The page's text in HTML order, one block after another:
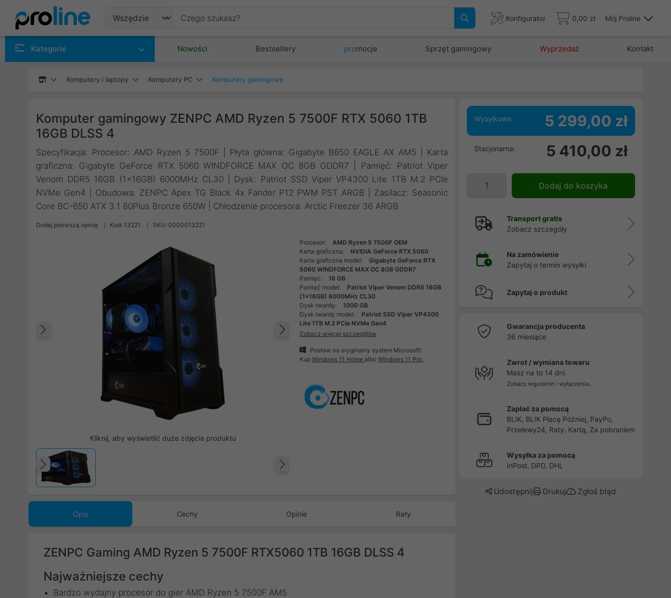
Konfigurator 0,00 zł Mój Proline
Kategorie Nowości Bestsellery promocje Sprzęt gamingowy Wyprzedaż Kontakt
Komputery i laptopy Komputery PC Komputery gamingowe
Komputer gamingowy ZENPC AMD Ryzen 5 7500F RTX 5060 1TB
16GB DLSS 4
Specyfikacja: Procesor: AMD Ryzen 5 7500F | Płyta główna: Gigabyte B650 EAGLE AX AM5 | Karta
graficzna: Gigabyte GeForce RTX 5060 WINDFORCE MAX OC 8GB GDDR7 | Pamięć: Patriot Viper
Venom DDR5 16GB (1x16GB) 6000MHz CL30 | Dysk: Patriot SSD Viper VP4300 Lite 1TB M.2 PCIe
NVMe Gen4 | Obudowa: ZENPC Apex TG Black 4x Fander P12 PWM PST ARGB | Zasilacz: Seasonic
Core BC-650 ATX 3.1 80Plus Bronze 650W | Chłodzenie procesora: Arctic Freezer 36 ARGB
Dodaj pierwszą opinię Kod: 13221 SKU: 0000013221
Następny
Poprzedni
Kliknij, aby wyświetlić duże zdjęcia produktu
Poprzedni
Procesor:
AMD Ryzen 5 7500F OEM
Karta graficzna:
NVIDIA GeForce RTX 5060
Karta graficzna model:
Gigabyte GeForce RTX
5060 WINDFORCE MAX OC 8GB GDDR7
Pamięć:
16 GB
Pamięć model:
Patriot Viper Venom DDR5 16GB
(1x16GB) 6000MHz CL30
Dysk twardy:
1000 GB
Dysk twardy model:
Patriot SSD Viper VP4300
Lite 1TB M.2 PCIe NVMe Gen4
Zobacz więcej szczegółów
Postaw na oryginalny system Microsoft!
KupWindows 11 HomealboWindows 11 Pro .
Opis Cechy Opinie Raty
ZENPC Gaming AMD Ryzen 5 7500F RTX5060 1TB 16GB DLSS 4
Najważniejsze cechy
Bardzo wydajny procesor do gier AMD Ryzen 5 7500F AM5
Wysyłkowa: 5 299,00 zł
Stacjonarna: 5 410,00 zł
Dodaj do koszyka
Transport gratis
Zobacz szczegóły
Na zamówienie
Zapytaj o termin wysyłki
Zapytaj o produkt
Gwarancja producenta
36 miesiące
Zwrot / wymiana towaru
Masz na to 14 dni.
Zobacz regulamin i wyłączenia...
Zapłać za pomocą
BLIK, BLIK Płacę Później, PayPo,
Przelewy24, Raty, Kartą, Za pobraniem
Wysyłka za pomocą
InPost, DPD, DHL
Udostępnij Drukuj Zgłoś błąd